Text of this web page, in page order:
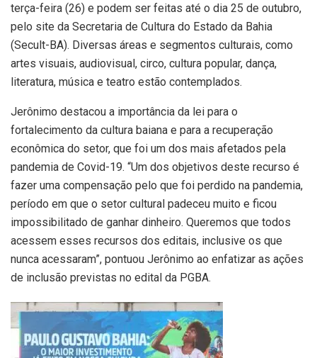
terça-feira (26) e podem ser feitas até o dia 25 de outubro,
pelo site da Secretaria de Cultura do Estado da Bahia
(Secult-BA). Diversas áreas e segmentos culturais, como
artes visuais, audiovisual, circo, cultura popular, dança,
literatura, música e teatro estão contemplados.
Jerônimo destacou a importância da lei para o
fortalecimento da cultura baiana e para a recuperação
econômica do setor, que foi um dos mais afetados pela
pandemia de Covid-19. “Um dos objetivos deste recurso é
fazer uma compensação pelo que foi perdido na pandemia,
período em que o setor cultural padeceu muito e ficou
impossibilitado de ganhar dinheiro. Queremos que todos
acessem esses recursos dos editais, inclusive os que
nunca acessaram”, pontuou Jerônimo ao enfatizar as ações
de inclusão previstas no edital da PGBA.